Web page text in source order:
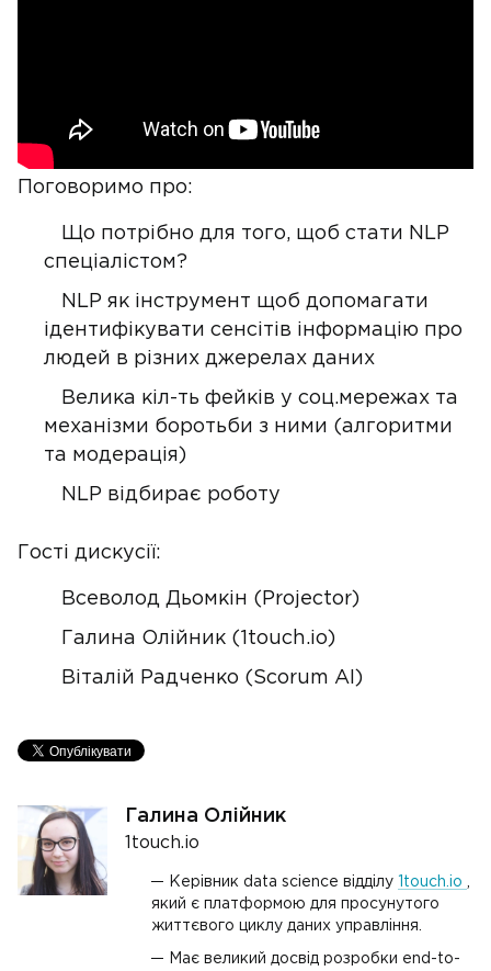
Поговоримо про:
Що потрібно для того, щоб стати NLP
спеціалістом?
NLP як інструмент щоб допомагати
ідентифікувати сенсітів інформацію про
людей в різних джерелах даних
Велика кіл-ть фейків у соц.мережах та
механізми боротьби з ними (алгоритми
та модерація)
NLP відбирає роботу
Гості дискусії:
Всеволод Дьомкін (Projector)
Галина Олійник (1touch.io)
Вiталiй Радченко (Scorum AI)
Галина Олійник
1touch.io
Керівник data science відділу 1touch.io
який є платформою для просунутого
життєвого циклу даних управління.
Має великий досвід розробки end-to-